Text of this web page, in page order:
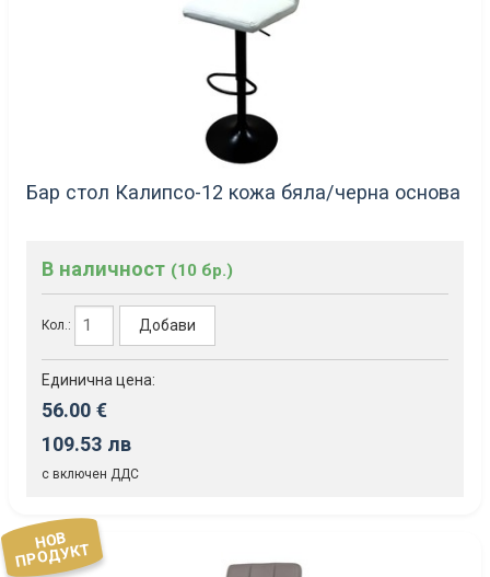
Бар стол Калипсо-12 кожа бяла/черна основа
В наличност (10 бр.)
Кол.: Добави
Единична цена:
56.00 €
109.53 лв
с включен ДДС
НОВ
ПРОДУКТ